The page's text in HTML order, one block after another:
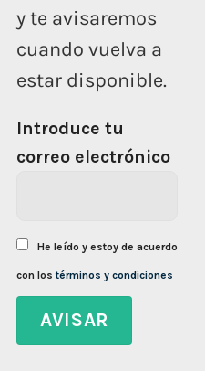
y te avisaremos
cuando vuelva a
estar disponible.
Introduce tu
correo electrónico
He leído y estoy de acuerdo
con lostérminos y condiciones